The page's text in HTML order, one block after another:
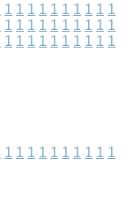
1 1 1 1 1 1 1 1 1 1
1 1 1 1 1 1 1 1 1 1
1 1 1 1 1 1 1 1 1 1
1 1 1 1 1 1 1 1 1 1